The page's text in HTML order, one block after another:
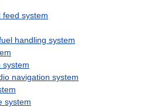
feed system
handling system
system
navigation system
system